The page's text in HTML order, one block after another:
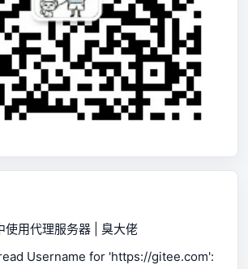
爬虫中使用代理服务器 | 臭大佬
Username for 'https://gitee.com':